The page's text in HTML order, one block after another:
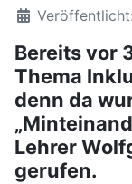
Bereits vor
Thema
denn da
Lehrer
gerufen.